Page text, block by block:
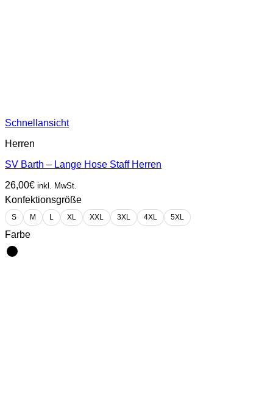
Schnellansicht
Herren
SV Barth – Lange Hose Staff Herren
26,00€ inkl. MwSt.
Konfektionsgröße
S M L XL XXL 3XL 4XL 5XL
Farbe